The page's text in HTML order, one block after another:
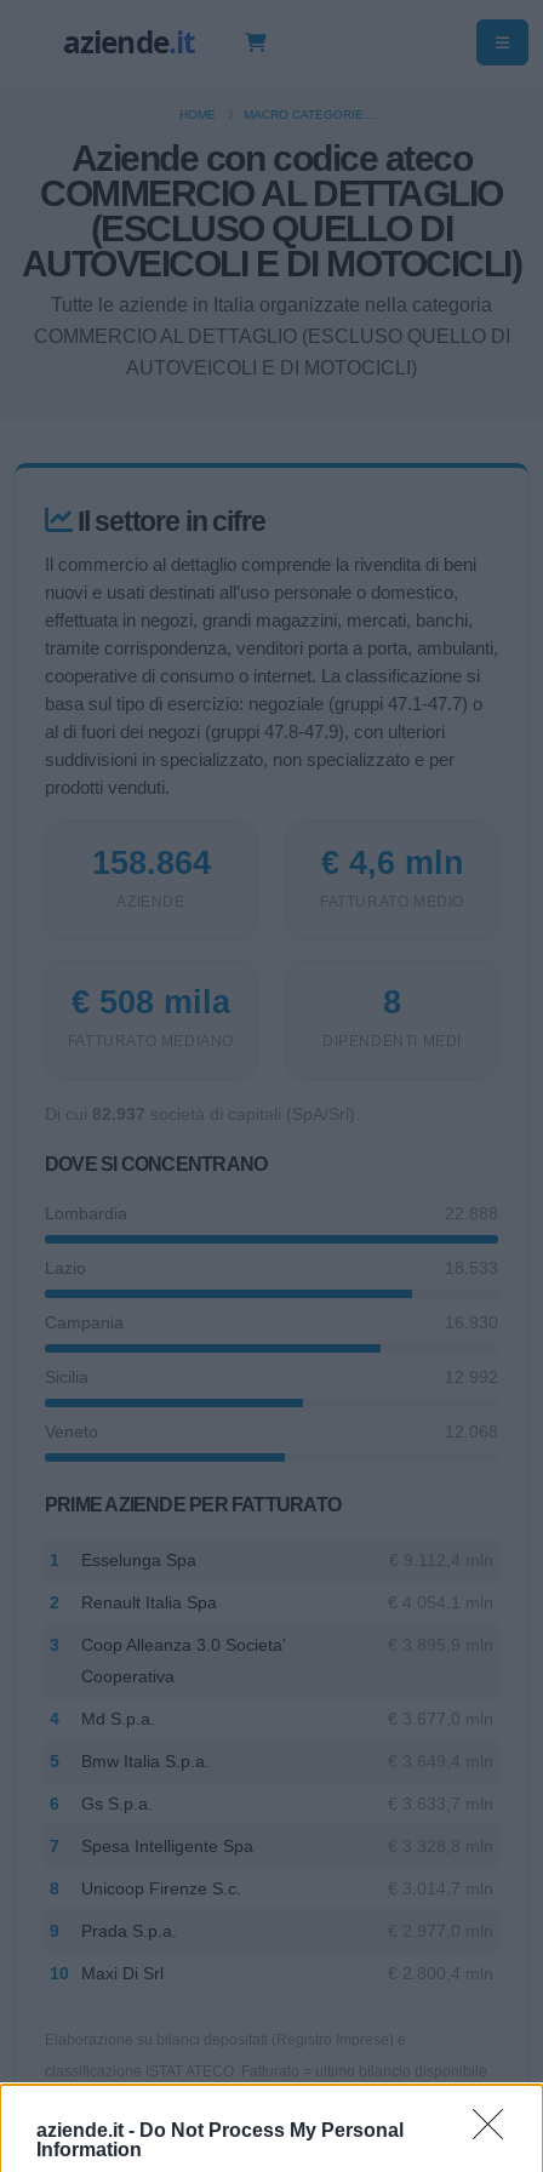
aziende.it - Do Not Process My Personal
Information
Aziende con codice ateco
COMMERCIO AL DETTAGLIO
(ESCLUSO QUELLO DI
AUTOVEICOLI E DI MOTOCICLI)
Tutte le aziende in Italia organizzate nella categoria
COMMERCIO AL DETTAGLIO (ESCLUSO QUELLO DI
AUTOVEICOLI E DI MOTOCICLI)
HOME MACRO CATEGORIE
COMMERCIO AL DETTAGLIO (ESCLUSO QUELLO DI AUTOVEICOLI E DI
MOTOCICLI)
Il settore in cifre
Il commercio al dettaglio comprende la rivendita di beni
nuovi e usati destinati all’uso personale o domestico,
effettuata in negozi, grandi magazzini, mercati, banchi,
tramite corrispondenza, venditori porta a porta, ambulanti,
cooperative di consumo o internet. La classificazione si
basa sul tipo di esercizio: negoziale (gruppi 47.1‑47.7) o
al di fuori dei negozi (gruppi 47.8‑47.9), con ulteriori
suddivisioni in specializzato, non specializzato e per
prodotti venduti.
158.864
AZIENDE
€ 4,6 mln
FATTURATO MEDIO
€ 508 mila
FATTURATO MEDIANO
8
DIPENDENTI MEDI
Di cui 82.937 società di capitali (SpA/Srl).
DOVE SI CONCENTRANO
Lombardia 22.888
Lazio 18.533
Campania 16.930
Sicilia 12.992
Veneto 12.068
PRIME AZIENDE PER FATTURATO
1 Esselunga Spa
2 Renault Italia Spa € 4.054,1 mln
3
Coop Alleanza 3.0 Societa'
Cooperativa
4 Md S.p.a. € 3.677,0 mln
5 Bmw Italia S.p.a.
6 Gs S.p.a. € 3.633,7 mln
7 Spesa Intelligente Spa
8 Unicoop Firenze S.c. € 3.014,7 mln
9 Prada S.p.a.
10 Maxi Di Srl € 2.800,4 mln
Elaborazione su bilanci depositati (Registro Imprese) e
classificazione ISTAT ATECO. Fatturato = ultimo bilancio disponibile